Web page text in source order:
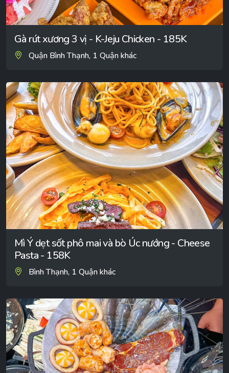
Gà rút xương 3 vị - K-Jeju Chicken - 185K
Quận Bình Thạnh, 1 Quận khác
Mì Ý dẹt sốt phô mai và bò Úc nướng - Cheese
Pasta - 158K
Bình Thạnh, 1 Quận khác